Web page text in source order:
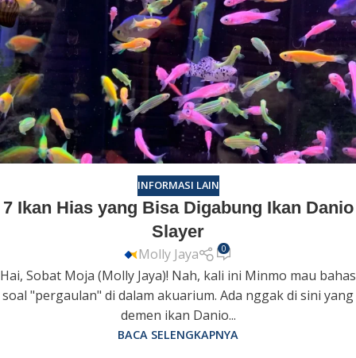
INFORMASI LAIN
7 Ikan Hias yang Bisa Digabung Ikan Danio
Slayer
Molly Jaya 0
Hai, Sobat Moja (Molly Jaya)! Nah, kali ini Minmo mau bahas
soal "pergaulan" di dalam akuarium. Ada nggak di sini yang
demen ikan Danio...
BACA SELENGKAPNYA